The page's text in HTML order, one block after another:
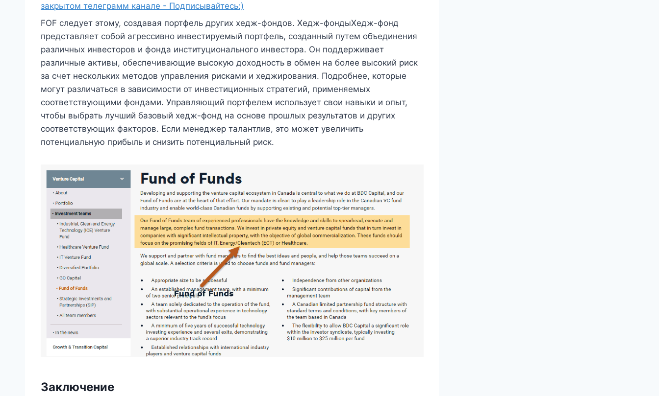
закрытом телеграмм канале - Подписывайтесь:)
FOF следует этому, создавая портфель других хедж-фондов. Хедж-фондыХедж-фонд
представляет собой агрессивно инвестируемый портфель, созданный путем объединения
различных инвесторов и фонда институционального инвестора. Он поддерживает
различные активы, обеспечивающие высокую доходность в обмен на более высокий риск
за счет нескольких методов управления рисками и хеджирования. Подробнее, которые
могут различаться в зависимости от инвестиционных стратегий, применяемых
соответствующими фондами. Управляющий портфелем использует свои навыки и опыт,
чтобы выбрать лучший базовый хедж-фонд на основе прошлых результатов и других
соответствующих факторов. Если менеджер талантлив, это может увеличить
потенциальную прибыль и снизить потенциальный риск.
Заключение